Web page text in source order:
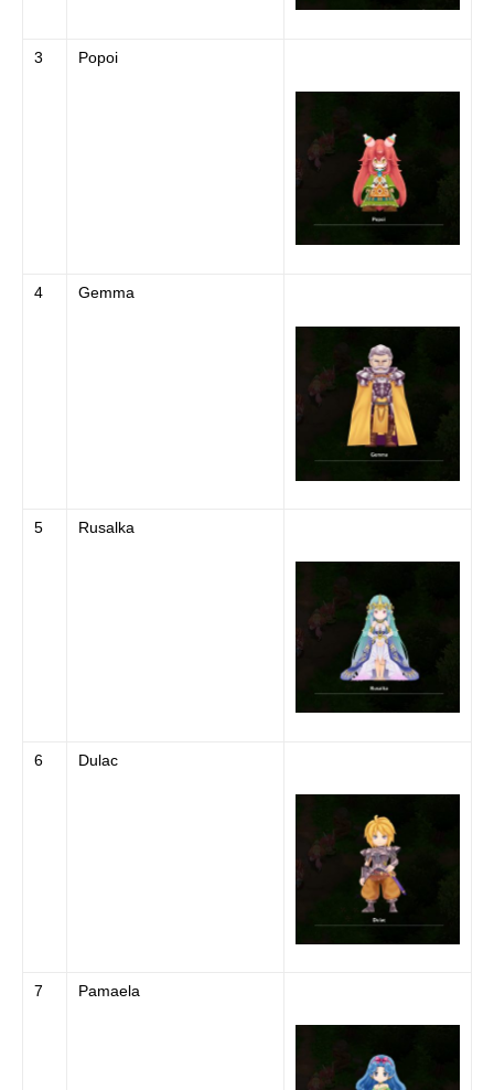
3 Popoi
4 Gemma
5 Rusalka
6 Dulac
7 Pamaela